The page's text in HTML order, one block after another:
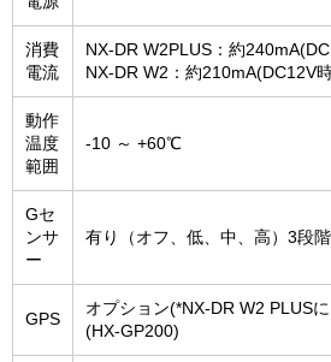
消費
電流
NX-DR W2PLUS：約
NX-DR W2：約210mA(DC12V
動作
温度
範囲
-10 ～ +60℃
Gセ
ンサ
ー
有り（オフ、低、中、高）3段
GPS
オプション(*NX-DR W2 PLUS
(HX-GP200)